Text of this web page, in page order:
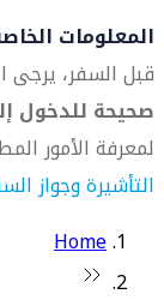
المعلومات
قبل السفر، يرجى
صحيحة للدخول
لمعرفة الأمور
التأشيرة وجواز
Home